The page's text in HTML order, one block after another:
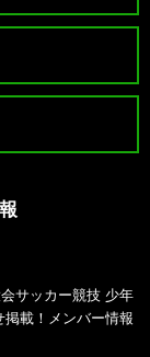
サッカー競技 少年
載！メンバー情報